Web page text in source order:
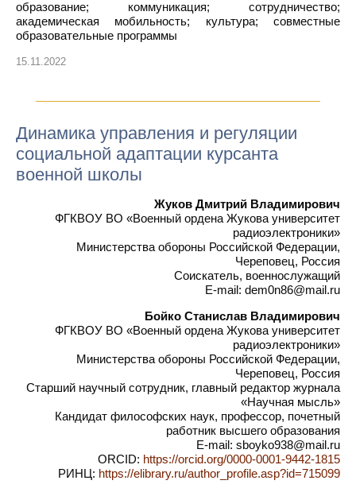
образование; коммуникация; сотрудничество;
академическая мобильность; культура; совместные
образовательные программы
15.11.2022
Динамика управления и регуляции
социальной адаптации курсанта
военной школы
Жуков Дмитрий Владимирович
ФГКВОУ ВО «Военный ордена Жукова университет
радиоэлектроники»
Министерства обороны Российской Федерации,
Череповец, Россия
Соискатель, военнослужащий
E-mail: dem0n86@mail.ru
Бойко Станислав Владимирович
ФГКВОУ ВО «Военный ордена Жукова университет
радиоэлектроники»
Министерства обороны Российской Федерации,
Череповец, Россия
Старший научный сотрудник, главный редактор журнала
«Научная мысль»
Кандидат философских наук, профессор, почетный
работник высшего образования
E-mail: sboyko938@mail.ru
ORCID: https://orcid.org/0000-0001-9442-1815
РИНЦ: https://elibrary.ru/author_profile.asp?id=715099